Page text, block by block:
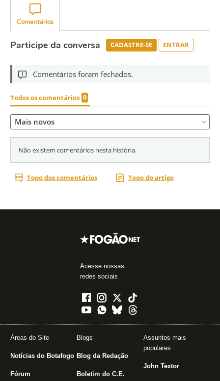
Acesse nossas
redes sociais
Áreas do Site
Notícias do Botafogo
Fórum
Blogs
Blog da Redação
Boletim do C.E.
Assuntos mais
populares
John Textor